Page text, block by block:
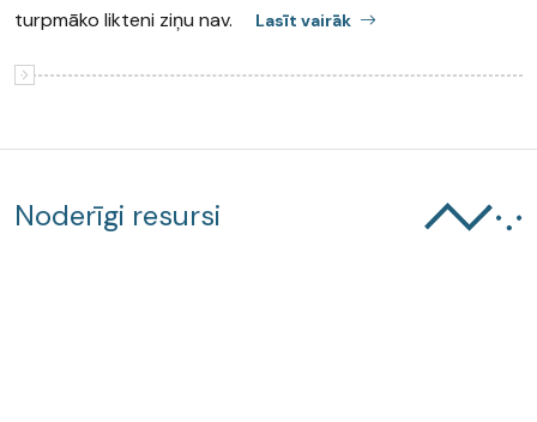
turpmāko likteni ziņu nav.
Lasīt vairāk
Noderīgi resursi